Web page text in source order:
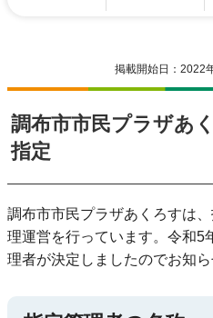
掲載開始日：2022
調布市市民プラザあ
指定
調布市市民プラザあくろすは
理運営を行っています。令和5
理者が決定しましたのでお知ら